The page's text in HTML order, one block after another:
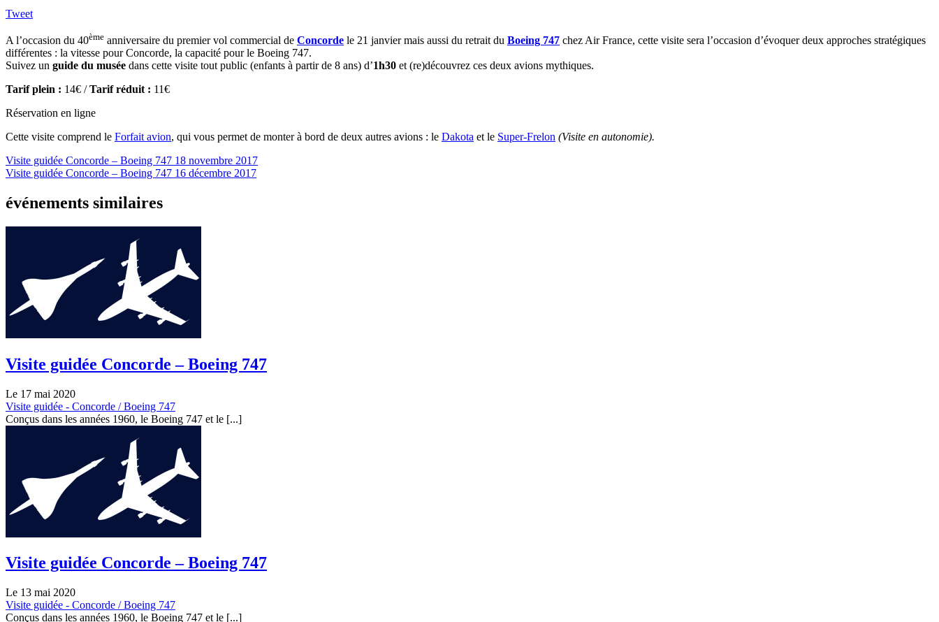
Tweet
A l’occasion du 40ème anniversaire du premier vol commercial de Concorde le 21 janvier mais aussi du retrait du Boeing 747 chez Air France, cette visite sera l’occasion d’évoquer deux approches stratégiques
différentes : la vitesse pour Concorde, la capacité pour le Boeing 747.
Suivez un guide du musée dans cette visite tout public (enfants à partir de 8 ans) d’1h30 et (re)découvrez ces deux avions mythiques.
Tarif plein : 14€ /Tarif réduit : 11€
Réservation en ligne
Cette visite comprend le Forfait avion, qui vous permet de monter à bord de deux autres avions : le Dakota et le Super-Frelon (Visite en autonomie).
Visite guidée Concorde – Boeing 747 18 novembre 2017
Visite guidée Concorde – Boeing 747 16 décembre 2017
événements similaires
Visite guidée Concorde – Boeing 747
Le 17 mai 2020
Visite guidée - Concorde / Boeing 747
Conçus dans les années 1960, le Boeing 747 et le [...]
Visite guidée Concorde – Boeing 747
Le 13 mai 2020
Visite guidée - Concorde / Boeing 747
Conçus dans les années 1960, le Boeing 747 et le [...]